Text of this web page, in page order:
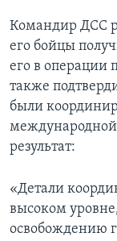
Командир ДСС
его бойцы
его в операции
также
были
результат:
«Детали
высоком
освобождению